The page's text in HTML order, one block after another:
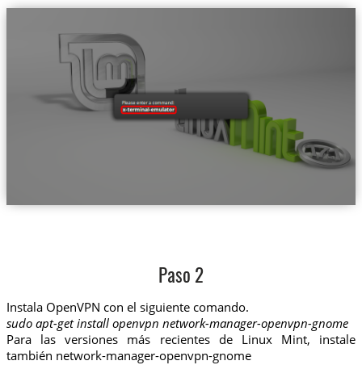
Paso 2
Instala OpenVPN con el siguiente comando.
sudo apt-get install openvpn network-manager-openvpn-gnome
Para las versiones más recientes de Linux Mint, instale
también network-manager-openvpn-gnome